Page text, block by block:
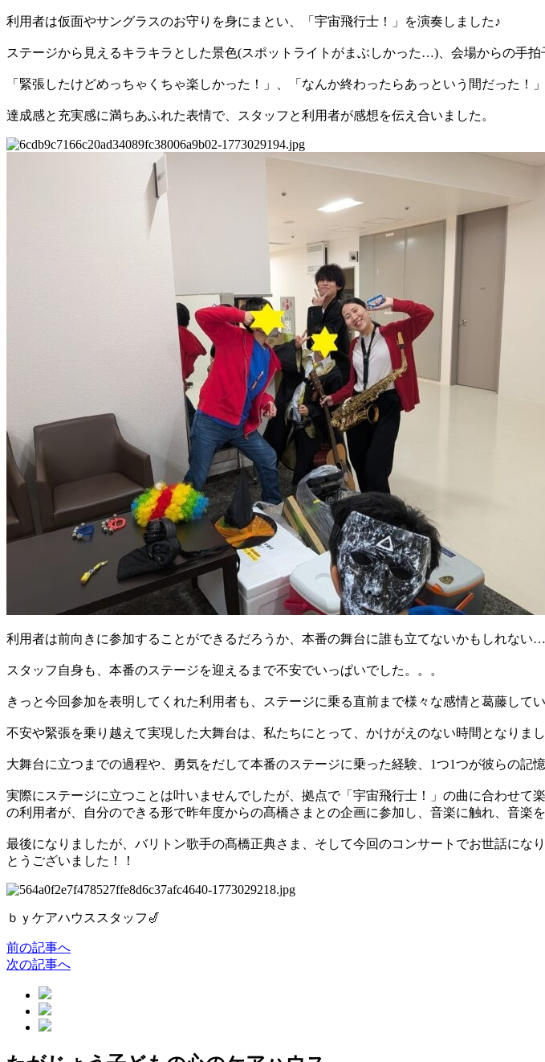
利用者は仮面やサングラスのお守りを身にまとい、「宇宙飛行士！」を演奏しました♪
ステージから見えるキラキラとした景色(スポットライトがまぶしかった…)、会場からの手
「緊張したけどめっちゃくちゃ楽しかった！」、「なんか終わったらあっという間だった！」
達成感と充実感に満ちあふれた表情で、スタッフと利用者が感想を伝え合いました。
利用者は前向きに参加することができるだろうか、本番の舞台に誰も立てないかもしれない…
スタッフ自身も、本番のステージを迎えるまで不安でいっぱいでした。。。
きっと今回参加を表明してくれた利用者も、ステージに乗る直前まで様々な感情と葛藤して
不安や緊張を乗り越えて実現した大舞台は、私たちにとって、かけがえのない時間となりまし
大舞台に立つまでの過程や、勇気をだして本番のステージに乗った経験、1つ1つが彼らの
実際にステージに立つことは叶いませんでしたが、拠点で「宇宙飛行士！」の曲に合わせ
の利用者が、自分のできる形で昨年度からの髙橋さまとの企画に参加し、音楽に触れ、音楽
最後になりましたが、バリトン歌手の髙橋正典さま、そして今回のコンサートでお世話に
とうございました！！
ｂｙケアハウススタッフ🎷
前の記事へ
次の記事へ